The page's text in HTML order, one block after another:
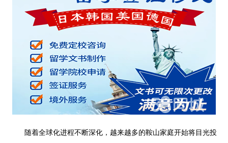
随着全球化进程不断深化，越来越多的鞍山家庭开始将目光投